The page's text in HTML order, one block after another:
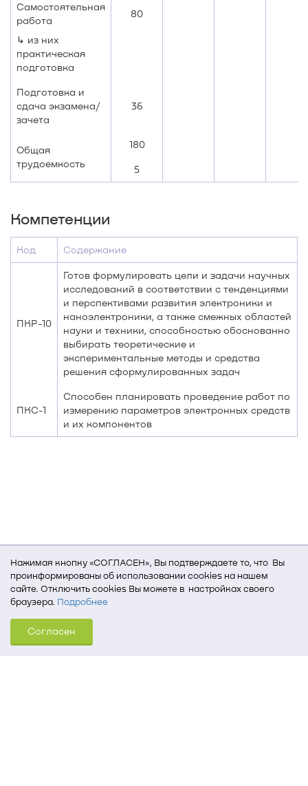
Нажимая кнопку «СОГЛАСЕН», Вы подтверждаете то, что Вы
проинформированы об использовании cookies на нашем
сайте. Отключить cookies Вы можете в настройках своего
браузера. Подробнее
Для того, чтобы мы могли качественно предоставить Вам
услуги, мы используем cookies, которые сохраняются
на Вашем компьютере (Сведения о местоположении; ip-адрес;
Согласен
Самостоятельная
работа
80
↳ из них
практическая
подготовка
Подготовка и
сдача экзамена/
зачета
36
Общая
трудоемкость
180
5
Компетенции
Код Содержание
ПКР-10
Готов формулировать цели и задачи научных
исследований в соответствии с тенденциями
и перспективами развития электроники и
наноэлектроники, а также смежных областей
науки и техники, способностью обоснованно
выбирать теоретические и
экспериментальные методы и средства
решения сформулированных задач
ПКС-1
Способен планировать проведение работ по
измерению параметров электронных средств
и их компонентов